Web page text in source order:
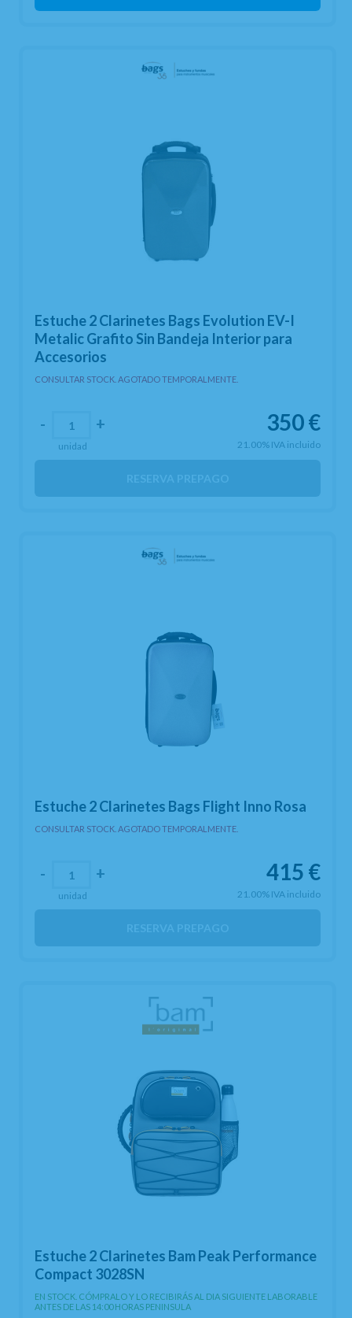
Estuche 2 Clarinetes Bags Evolution EV-I
Metalic Grafito Sin Bandeja Interior para
Accesorios
CONSULTAR STOCK. AGOTADO TEMPORALMENTE.
350€
21.00% IVA incluido
- +
unidad
RESERVA PREPAGO
Estuche 2 Clarinetes Bags Flight Inno Rosa
CONSULTAR STOCK. AGOTADO TEMPORALMENTE.
415 €
21.00% IVA incluido
- +
unidad
RESERVA PREPAGO
Estuche 2 Clarinetes Bam Peak Performance
Compact 3028SN
EN STOCK. CÓMPRALO Y LO RECIBIRÁS AL DIA SIGUIENTE LABORABLE
ANTES DE LAS 14:00 HORAS PENINSULA